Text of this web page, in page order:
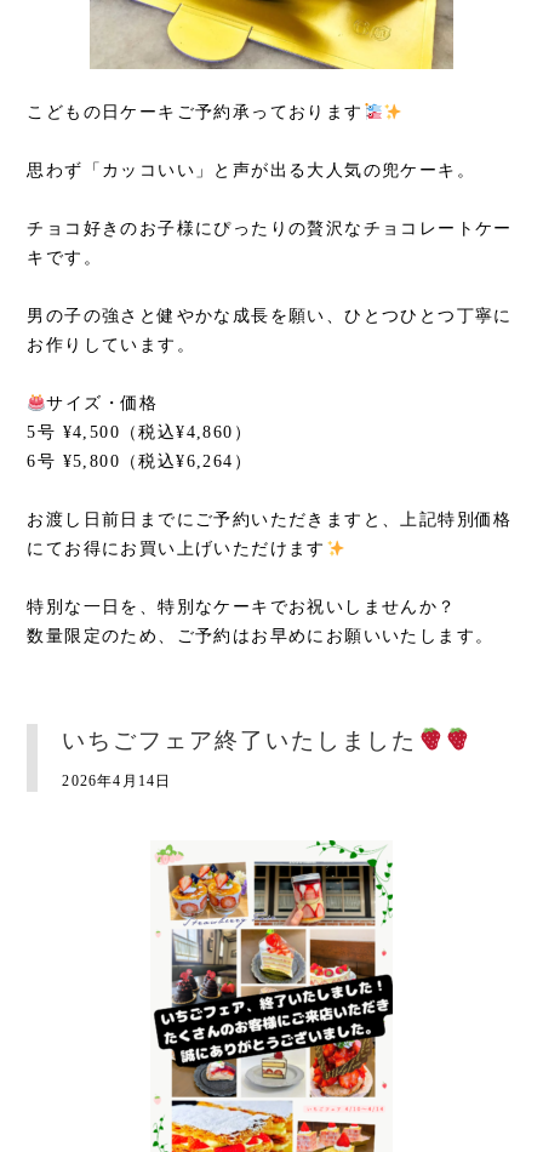
こどもの日ケーキご予約承っております
思わず「カッコいい」と声が出る大人気の兜ケーキ。
チョコ好きのお子様にぴったりの贅沢なチョコレートケー
キです。
男の子の強さと健やかな成長を願い、ひとつひとつ丁寧に
お作りしています。
サイズ・価格
5号 ¥4,500（税込¥4,860）
6号 ¥5,800（税込¥6,264）
お渡し日前日までにご予約いただきますと、上記特別価格
にてお得にお買い上げいただけます
特別な一日を、特別なケーキでお祝いしませんか？
数量限定のため、ご予約はお早めにお願いいたします。
いちごフェア終了いたしました
2026年4月14日